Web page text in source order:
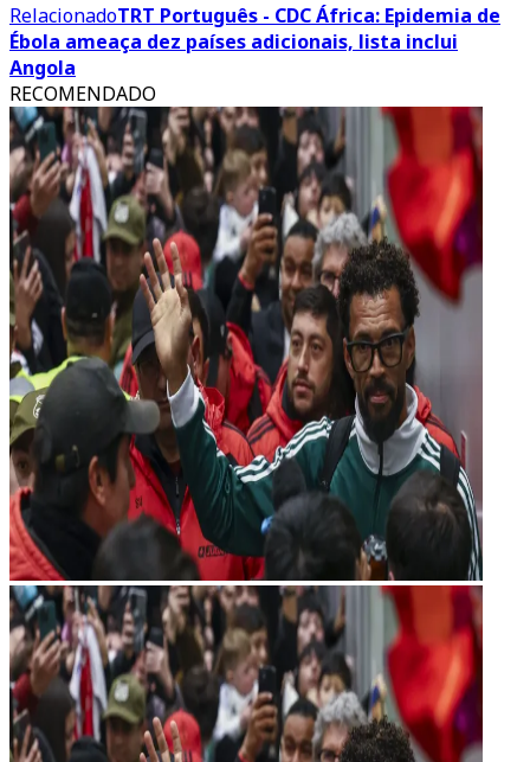
RelacionadoTRT Português - CDC África: Epidemia de
Ébola ameaça dez países adicionais, lista inclui
Angola
RECOMENDADO